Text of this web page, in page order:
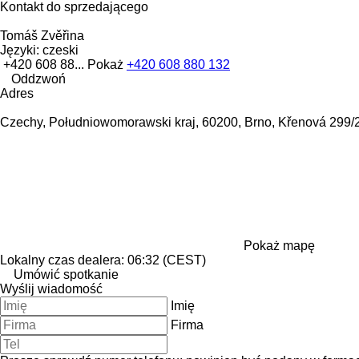
Kontakt do sprzedającego
Tomáš Zvěřina
Języki: czeski
+420 608 88... Pokaż +420 608 880 132
Oddzwoń
Adres
Czechy, Południowomorawski kraj, 60200, Brno, Křenová 299/
Pokaż mapę
Lokalny czas dealera: 06:32 (CEST)
Umówić spotkanie
Wyślij wiadomość
Imię
Firma